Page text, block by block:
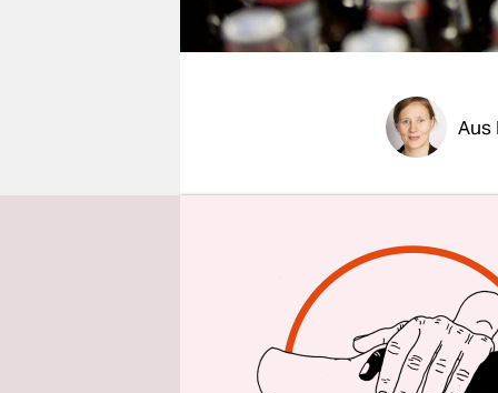
abo
genossenschaft
Aus
|
Das